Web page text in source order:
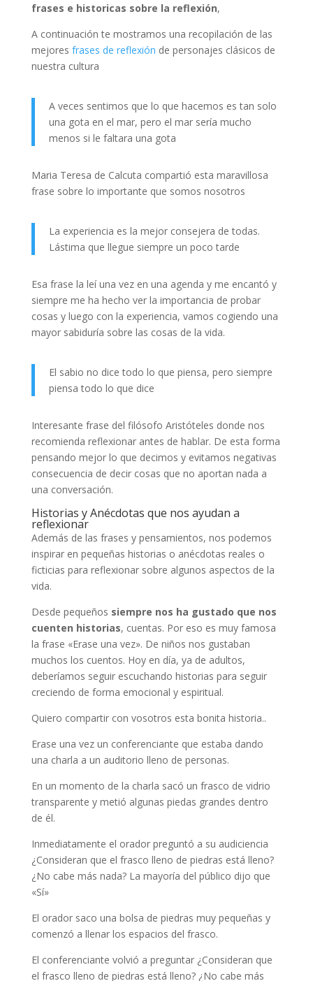
frases e historicas sobre la reflexión,
A continuación te mostramos una recopilación de las
mejores frases de reflexión de personajes clásicos de
nuestra cultura
A veces sentimos que lo que hacemos es tan solo
una gota en el mar, pero el mar sería mucho
menos si le faltara una gota
Maria Teresa de Calcuta compartió esta maravillosa
frase sobre lo importante que somos nosotros
La experiencia es la mejor consejera de todas.
Lástima que llegue siempre un poco tarde
Esa frase la leí una vez en una agenda y me encantó y
siempre me ha hecho ver la importancia de probar
cosas y luego con la experiencia, vamos cogiendo una
mayor sabiduría sobre las cosas de la vida.
El sabio no dice todo lo que piensa, pero siempre
piensa todo lo que dice
Interesante frase del filósofo Aristóteles donde nos
recomienda reflexionar antes de hablar. De esta forma
pensando mejor lo que decimos y evitamos negativas
consecuencia de decir cosas que no aportan nada a
una conversación.
Historias y Anécdotas que nos ayudan a
reflexionar
Además de las frases y pensamientos, nos podemos
inspirar en pequeñas historias o anécdotas reales o
ficticias para reflexionar sobre algunos aspectos de la
vida.
Desde pequeños siempre nos ha gustado que nos
cuenten historias, cuentas. Por eso es muy famosa
la frase «Erase una vez». De niños nos gustaban
muchos los cuentos. Hoy en día, ya de adultos,
deberíamos seguir escuchando historias para seguir
creciendo de forma emocional y espiritual.
Quiero compartir con vosotros esta bonita historia..
Erase una vez un conferenciante que estaba dando
una charla a un auditorio lleno de personas.
En un momento de la charla sacó un frasco de vidrio
transparente y metió algunas piedas grandes dentro
de él.
Inmediatamente el orador preguntó a su audiciencia
¿Consideran que el frasco lleno de piedras está lleno?
¿No cabe más nada? La mayoría del público dijo que
«Sí»
El orador saco una bolsa de piedras muy pequeñas y
comenzó a llenar los espacios del frasco.
El conferenciante volvió a preguntar ¿Consideran que
el frasco lleno de piedras está lleno? ¿No cabe más